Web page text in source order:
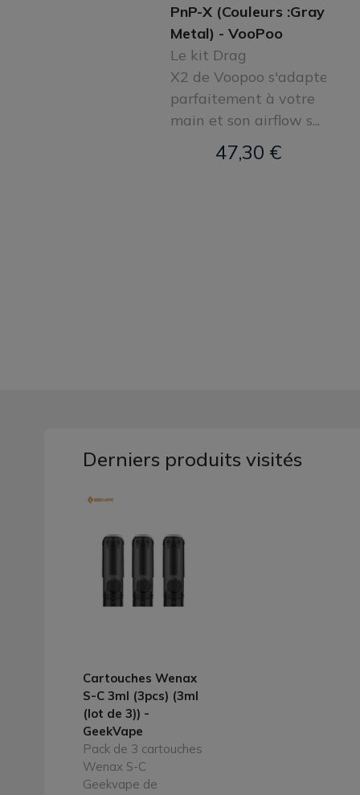
PnP-X (Couleurs :Gray
Metal) - VooPoo
Le kit Drag
X2 de Voopoo s'adapte
parfaitement à votre
main et son airflow s...
47,30 €
Derniers produits visités
Cartouches Wenax
S-C 3ml (3pcs) (3ml
(lot de 3)) -
GeekVape
Pack de 3 cartouches
Wenax S-C
Geekvape de